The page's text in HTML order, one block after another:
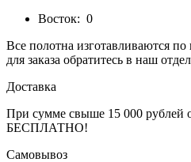
Восток: 0
Все полотна изготавливаются
для заказа обратитесь в наш
Доставка
При сумме свыше 15 000 рублей
БЕСПЛАТНО!
Самовывоз